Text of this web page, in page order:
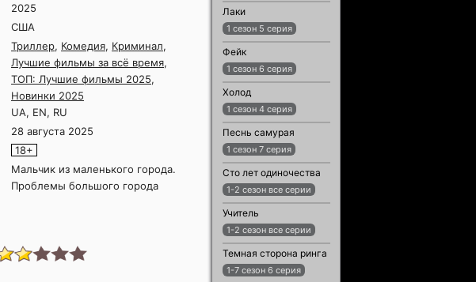
2025
США
Триллер, Комедия, Криминал,
Лучшие фильмы за всё время,
ТОП: Лучшие фильмы 2025,
Новинки 2025
UA, EN, RU
28 августа 2025
18+
Мальчик из маленького города.
Проблемы большого города
Лаки
1 сезон 5 серия
Фейк
1 сезон 6 серия
Холод
1 сезон 4 серия
Песнь самурая
1 сезон 7 серия
Сто лет одиночества
1-2 сезон все серии
Учитель
1-2 сезон все серии
Темная сторона ринга
1-7 сезон 6 серия